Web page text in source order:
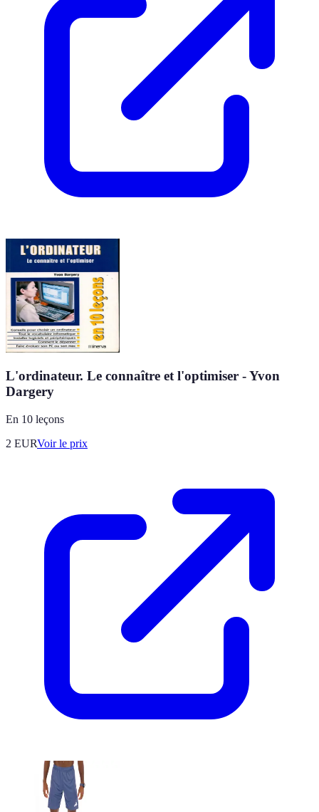
L'ordinateur. Le connaître et l'optimiser - Yvon
Dargery
En 10 leçons
2 EURVoir le prix